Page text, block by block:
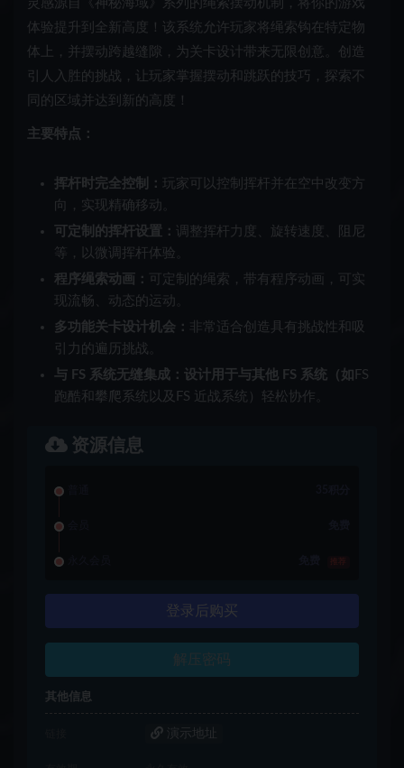
灵感源自《神秘海域》系列的绳索摆动机制，将你的游戏
体验提升到全新高度！该系统允许玩家将绳索钩在特定物
体上，并摆动跨越缝隙，为关卡设计带来无限创意。创造
引人入胜的挑战，让玩家掌握摆动和跳跃的技巧，探索不
同的区域并达到新的高度！
主要特点：
挥杆时完全控制： 玩家可以控制挥杆并在空中改变方
向，实现精确移动。
可定制的挥杆设置： 调整挥杆力度、旋转速度、阻尼
等，以微调挥杆体验。
程序绳索动画： 可定制的绳索，带有程序动画，可实
现流畅、动态的运动。
多功能关卡设计机会：
非常适合创造具有挑战性和吸
引力的遍历挑战。
与 FS 系统无缝集成：设计用于与其他 FS 系统（如 FS
跑酷和攀爬系统以及FS 近战系统）轻松协作。
资源信息
推荐
登录后购买
解压密码
其他信息
演示地址